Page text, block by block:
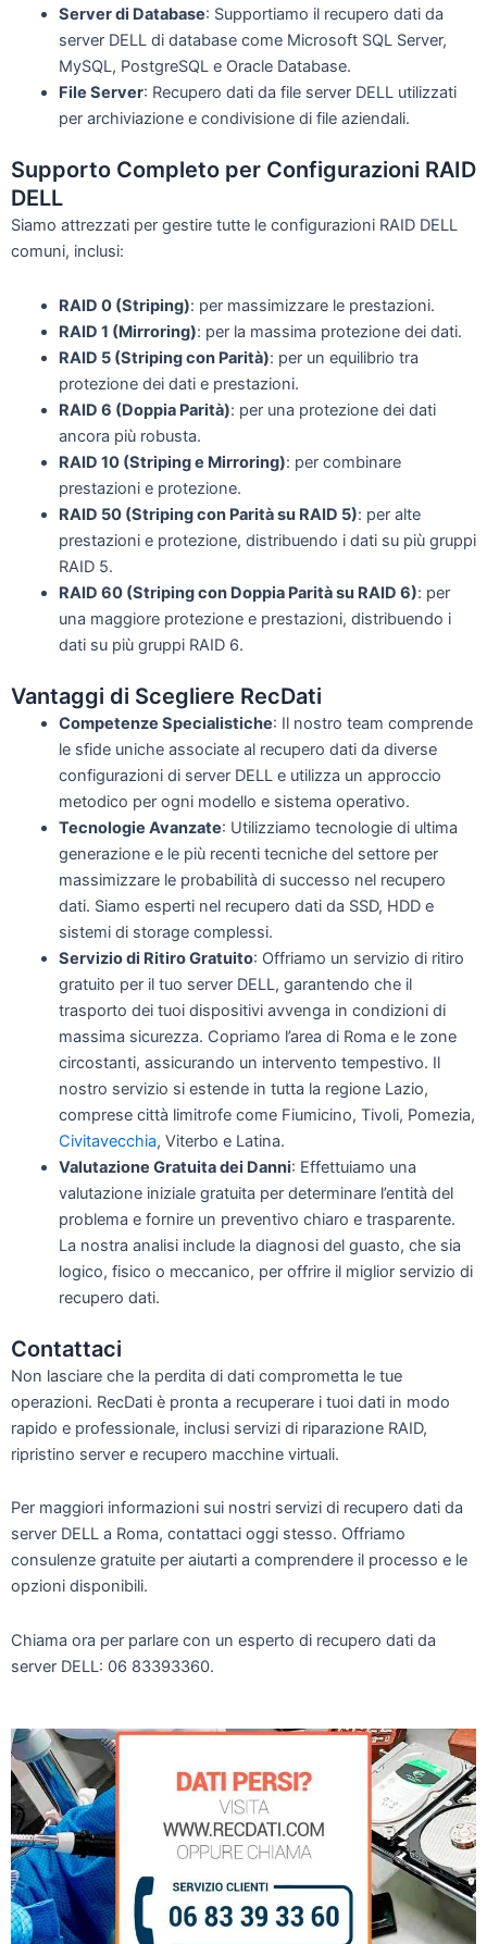
Server di Database: Supportiamo il recupero dati da
server DELL di database come Microsoft SQL Server,
MySQL, PostgreSQL e Oracle Database.
File Server: Recupero dati da file server DELL utilizzati
per archiviazione e condivisione di file aziendali.
Supporto Completo per Configurazioni RAID
DELL
Siamo attrezzati per gestire tutte le configurazioni RAID DELL
comuni, inclusi:
RAID 0 (Striping): per massimizzare le prestazioni.
RAID 1 (Mirroring): per la massima protezione dei dati.
RAID 5 (Striping con Parità): per un equilibrio tra
protezione dei dati e prestazioni.
RAID 6 (Doppia Parità): per una protezione dei dati
ancora più robusta.
RAID 10 (Striping e Mirroring): per combinare
prestazioni e protezione.
RAID 50 (Striping con Parità su RAID 5): per alte
prestazioni e protezione, distribuendo i dati su più gruppi
RAID 5.
RAID 60 (Striping con Doppia Parità su RAID 6): per
una maggiore protezione e prestazioni, distribuendo i
dati su più gruppi RAID 6.
Vantaggi di Scegliere RecDati
Competenze Specialistiche: Il nostro team comprende
le sfide uniche associate al recupero dati da diverse
configurazioni di server DELL e utilizza un approccio
metodico per ogni modello e sistema operativo.
Tecnologie Avanzate: Utilizziamo tecnologie di ultima
generazione e le più recenti tecniche del settore per
massimizzare le probabilità di successo nel recupero
dati. Siamo esperti nel recupero dati da SSD, HDD e
sistemi di storage complessi.
Servizio di Ritiro Gratuito: Offriamo un servizio di ritiro
gratuito per il tuo server DELL, garantendo che il
trasporto dei tuoi dispositivi avvenga in condizioni di
massima sicurezza. Copriamo l’area di Roma e le zone
circostanti, assicurando un intervento tempestivo. Il
nostro servizio si estende in tutta la regione Lazio,
comprese città limitrofe come Fiumicino, Tivoli, Pomezia,
Civitavecchia, Viterbo e Latina.
Valutazione Gratuita dei Danni: Effettuiamo una
valutazione iniziale gratuita per determinare l’entità del
problema e fornire un preventivo chiaro e trasparente.
La nostra analisi include la diagnosi del guasto, che sia
logico, fisico o meccanico, per offrire il miglior servizio di
recupero dati.
Contattaci
Non lasciare che la perdita di dati comprometta le tue
operazioni. RecDati è pronta a recuperare i tuoi dati in modo
rapido e professionale, inclusi servizi di riparazione RAID,
ripristino server e recupero macchine virtuali.
Per maggiori informazioni sui nostri servizi di recupero dati da
server DELL a Roma, contattaci oggi stesso. Offriamo
consulenze gratuite per aiutarti a comprendere il processo e le
opzioni disponibili.
Chiama ora per parlare con un esperto di recupero dati da
server DELL: 06 83393360.